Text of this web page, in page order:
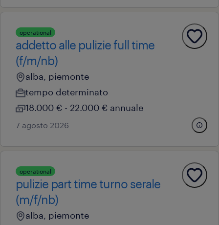
operational
addetto alle pulizie full time
(f/m/nb)
alba, piemonte
tempo determinato
18.000 € - 22.000 € annuale
7 agosto 2026
operational
pulizie part time turno serale
(m/f/nb)
alba, piemonte